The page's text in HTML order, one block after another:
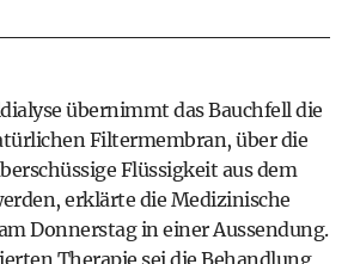
übernimmt das Bauchfell die
Filtermembran, über die
Flüssigkeit aus dem
erklärte die Medizinische
Donnerstag in einer Aussendung.
Therapie sei die Behandlung